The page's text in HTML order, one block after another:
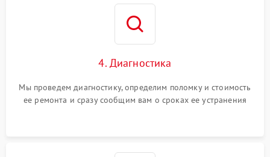
4. Диагностика
Мы проведем диагностику, определим поломку и стоимость
ее ремонта и сразу сообщим вам о сроках ее устранения